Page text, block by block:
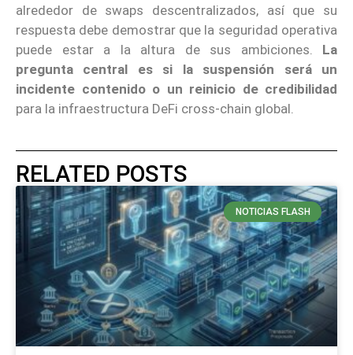
alrededor de swaps descentralizados, así que su
respuesta debe demostrar que la seguridad operativa
puede estar a la altura de sus ambiciones. La
pregunta central es si la suspensión será un
incidente contenido o un reinicio de credibilidad
para la infraestructura DeFi cross-chain global.
RELATED POSTS
NOTICIAS FLASH